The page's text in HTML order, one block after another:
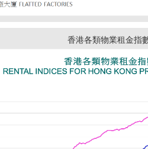
香港各類物業租金指